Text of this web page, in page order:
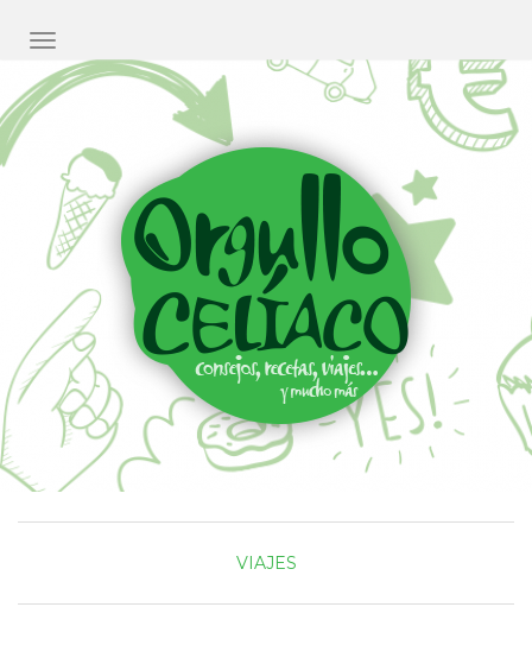
CAMBIAR NAVEGACIÓN
VIAJES